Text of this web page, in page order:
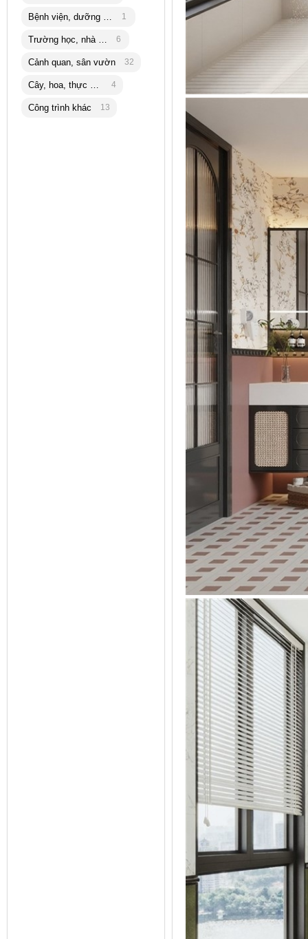
Bệnh viện, dưỡng lão 1
Trường học, nhà trẻ 6
Cảnh quan, sân vườn 32
Cây, hoa, thực vật 4
Công trình khác 13